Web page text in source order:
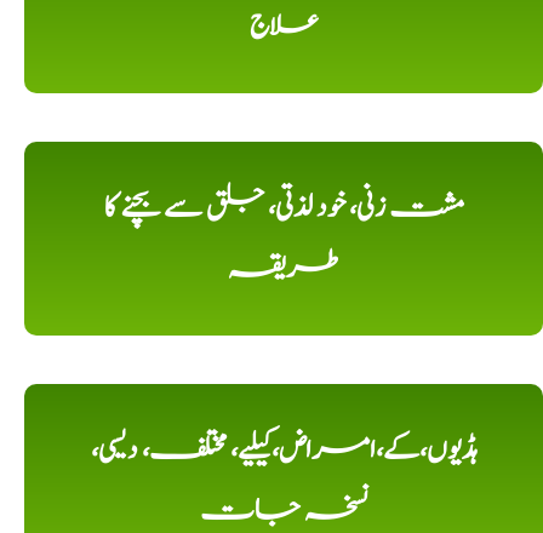
علاج
مشت زنی، خود لذتی، جلق سے بچنے کا
طریقہ
ہڈیوں،کے،امراض،کیلیے، مختلف، دیسی،
نسخہ جات